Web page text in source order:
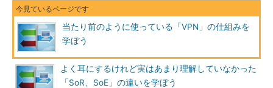
当たり前のように使っている「VPN」の仕組みを
学ぼう
よく耳にするけれど実はあまり理解していなかった
「SoR、SoE」の違いを学ぼう